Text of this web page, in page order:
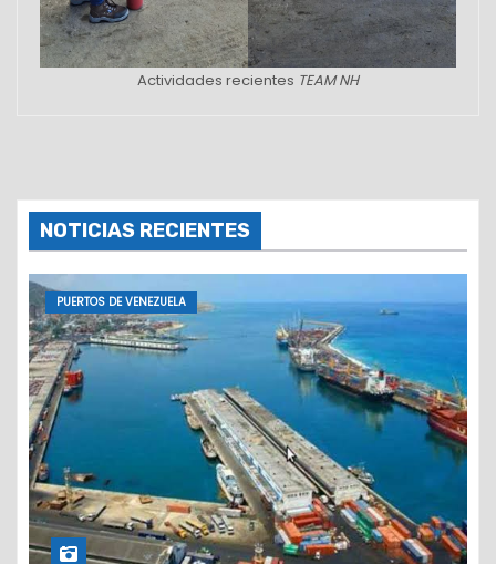
Actividades recientes TEAM NH
NOTICIAS RECIENTES
PUERTOS DE VENEZUELA